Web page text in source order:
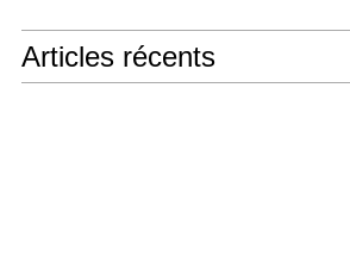
Articles récents